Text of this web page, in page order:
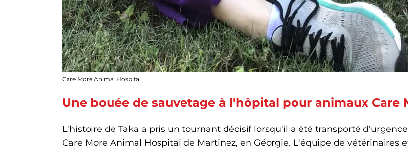
Care More Animal Hospital
Une bouée de sauvetage à l'hôpital pour animaux Care
L'histoire de Taka a pris un tournant décisif lorsqu'il a été transporté
Care More Animal Hospital de Martinez, en Géorgie. L'équipe de vétérinaires